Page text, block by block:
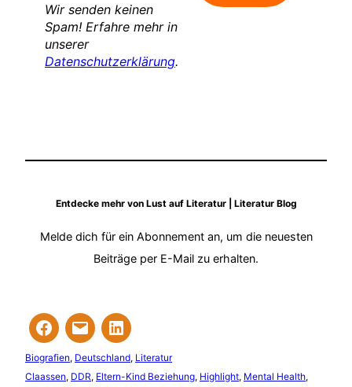
Wir senden keinen
Spam! Erfahre mehr in
unserer
Datenschutzerklärung.
Entdecke mehr von Lust auf Literatur | Literatur Blog
Melde dich für ein Abonnement an, um die neuesten
Beiträge per E-Mail zu erhalten.
Biografien, Deutschland, Literatur
Claassen, DDR, Eltern-Kind Beziehung, Highlight, Mental Health